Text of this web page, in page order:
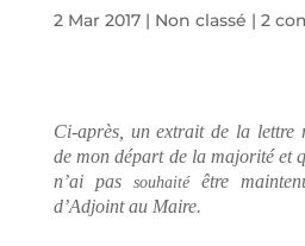
2 Mar 2017| Non classé | 2
Ci-après, un extrait de la lettre
de mon départ de la majorité et
n’ai pas souhaitéêtre
d’Adjoint au Maire.